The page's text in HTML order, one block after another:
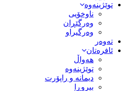
توێژینەوە
ناوخۆیی
وەرگێڕان
وەرگیراو
تەوەر
ئافرەتان
هەواڵ
توێژینەوە
دیمانە و راپۆرت
بیروڕا